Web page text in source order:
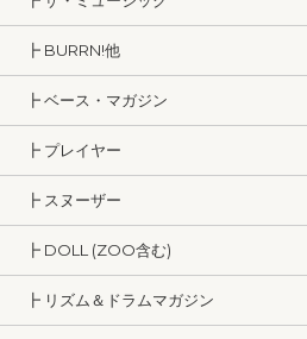
┣ BURRN!他
┣ ベース・マガジン
┣ プレイヤー
┣ スヌーザー
┣ DOLL (ZOO含む)
┣ リズム＆ドラムマガジン